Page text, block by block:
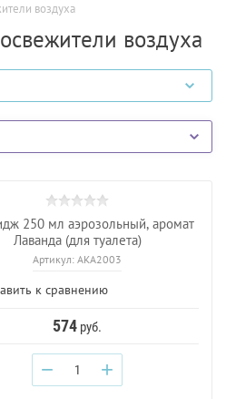
воздуха
воздуха
250 мл аэрозольный, аромат
Лаванда (для туалета)
Артикул: AKA2003
к сравнению
574 руб.
− +